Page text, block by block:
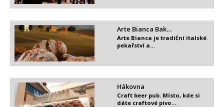
Arte Bianca Bak…
Arte Bianca je tradiční italské
pekařství a…
Hákovna
Craft beer pub. Místo, kde si
dáte craftové pivo…